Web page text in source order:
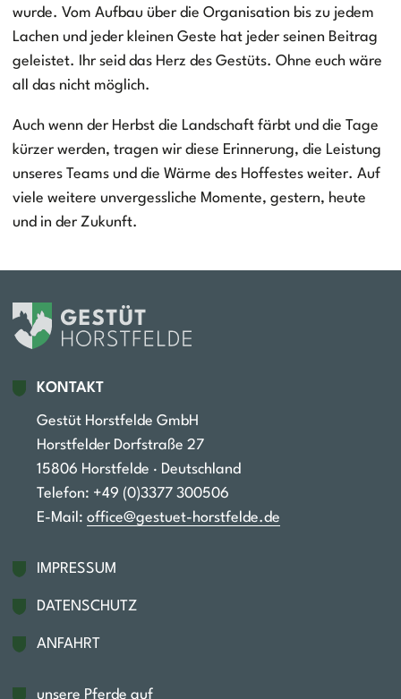
wurde. Vom Aufbau über die Organisation bis zu jedem
Lachen und jeder kleinen Geste hat jeder seinen Beitrag
geleistet. Ihr seid das Herz des Gestüts. Ohne euch wäre
all das nicht möglich.
Auch wenn der Herbst die Landschaft färbt und die Tage
kürzer werden, tragen wir diese Erinnerung, die Leistung
unseres Teams und die Wärme des Hoffestes weiter. Auf
viele weitere unvergessliche Momente, gestern, heute
und in der Zukunft.
KONTAKT
Gestüt Horstfelde GmbH
Horstfelder Dorfstraße 27
15806 Horstfelde · Deutschland
Telefon: +49 (0)3377 300506‬
E-Mail: office@gestuet-horstfelde.de
Fußzeile
IMPRESSUM
DATENSCHUTZ
ANFAHRT
unsere Pferde auf